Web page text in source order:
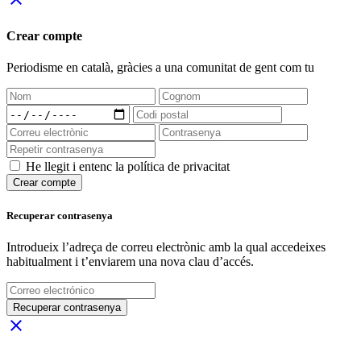
Crear compte
Periodisme en català, gràcies a una comunitat de gent com tu
He llegit i entenc la política de privacitat
Crear compte
Recuperar contrasenya
Introdueix l’adreça de correu electrònic amb la qual accedeixes
habitualment i t’enviarem una nova clau d’accés.
Recuperar contrasenya
close